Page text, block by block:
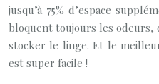
jusqu’à 75% d’espace
bloquent toujours les odeurs,
stocker le linge. Et le
est super facile !